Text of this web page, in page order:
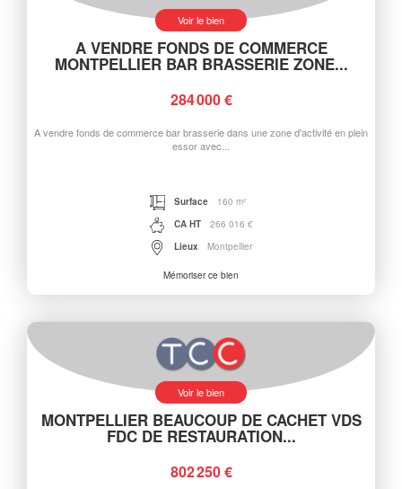
Voir le bien
A VENDRE FONDS DE COMMERCE
MONTPELLIER BAR BRASSERIE ZONE...
284 000 €
A vendre fonds de commerce bar brasserie dans une zone d'activité en plein
essor avec...
Surface
160 m²
CA HT
266 016 €
Lieux
Montpellier
Mémoriser ce bien
Voir le bien
MONTPELLIER BEAUCOUP DE CACHET VDS
FDC DE RESTAURATION...
802 250 €